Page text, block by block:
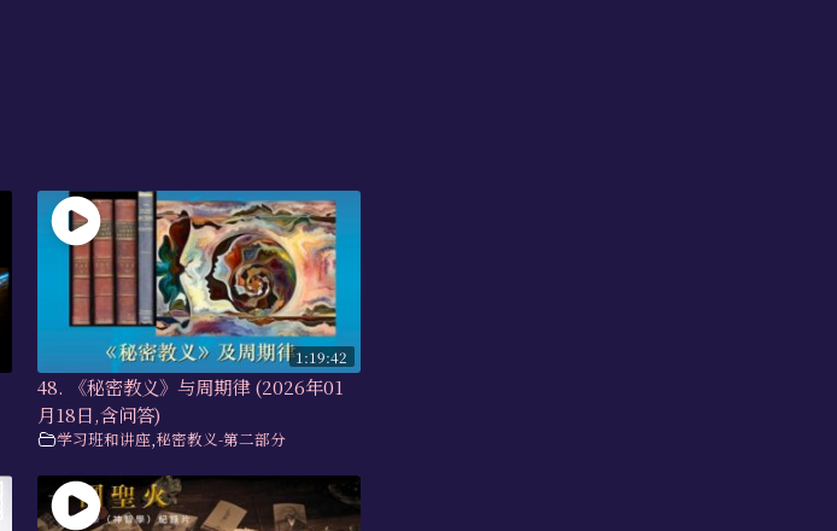
1:19:42
48. 《秘密教义》与周期律 (2026年01
月18日,含问答)
学习班和讲座,秘密教义-第二部分